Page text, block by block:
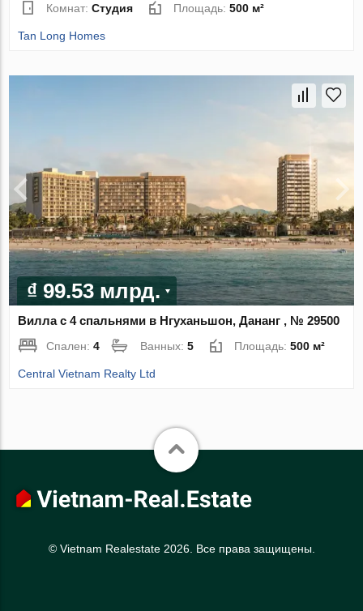
Комнат:Студия Площадь:500 м²
Tan Long Homes
₫ 99.53 млрд.
Вилла с 4 спальнями в Нгуханьшон, Дананг , № 29500
Спален:4 Ванных:5 Площадь:500 м²
Central Vietnam Realty Ltd
© Vietnam Realestate 2026. Все права защищены.